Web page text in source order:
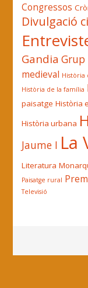
Congressos
Divulgació
Gandia Grup
medieval Història
Història de la família
paisatge Història
Història urbana
Jaume I La
Literatura
Paisatge rural
Televisió